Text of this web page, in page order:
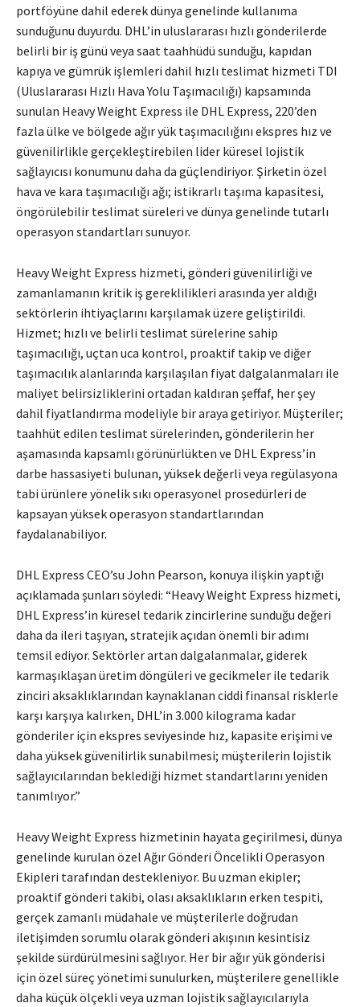
portföyüne dahil ederek dünya genelinde kullanıma
sunduğunu duyurdu. DHL’in uluslararası hızlı gönderilerde
belirli bir iş günü veya saat taahhüdü sunduğu, kapıdan
kapıya ve gümrük işlemleri dahil hızlı teslimat hizmeti TDI
(Uluslararası Hızlı Hava Yolu Taşımacılığı) kapsamında
sunulan Heavy Weight Express ile DHL Express, 220’den
fazla ülke ve bölgede ağır yük taşımacılığını ekspres hız ve
güvenilirlikle gerçekleştirebilen lider küresel lojistik
sağlayıcısı konumunu daha da güçlendiriyor. Şirketin özel
hava ve kara taşımacılığı ağı; istikrarlı taşıma kapasitesi,
öngörülebilir teslimat süreleri ve dünya genelinde tutarlı
operasyon standartları sunuyor.
Heavy Weight Express hizmeti, gönderi güvenilirliği ve
zamanlamanın kritik iş gereklilikleri arasında yer aldığı
sektörlerin ihtiyaçlarını karşılamak üzere geliştirildi.
Hizmet; hızlı ve belirli teslimat sürelerine sahip
taşımacılığı, uçtan uca kontrol, proaktif takip ve diğer
taşımacılık alanlarında karşılaşılan fiyat dalgalanmaları ile
maliyet belirsizliklerini ortadan kaldıran şeffaf, her şey
dahil fiyatlandırma modeliyle bir araya getiriyor. Müşteriler;
taahhüt edilen teslimat sürelerinden, gönderilerin her
aşamasında kapsamlı görünürlükten ve DHL Express’in
darbe hassasiyeti bulunan, yüksek değerli veya regülasyona
tabi ürünlere yönelik sıkı operasyonel prosedürleri de
kapsayan yüksek operasyon standartlarından
faydalanabiliyor.
DHL Express CEO’su John Pearson, konuya ilişkin yaptığı
açıklamada şunları söyledi: “Heavy Weight Express hizmeti,
DHL Express’in küresel tedarik zincirlerine sunduğu değeri
daha da ileri taşıyan, stratejik açıdan önemli bir adımı
temsil ediyor. Sektörler artan dalgalanmalar, giderek
karmaşıklaşan üretim döngüleri ve gecikmeler ile tedarik
zinciri aksaklıklarından kaynaklanan ciddi finansal risklerle
karşı karşıya kalırken, DHL’in 3.000 kilograma kadar
gönderiler için ekspres seviyesinde hız, kapasite erişimi ve
daha yüksek güvenilirlik sunabilmesi; müşterilerin lojistik
sağlayıcılarından beklediği hizmet standartlarını yeniden
tanımlıyor.”
Heavy Weight Express hizmetinin hayata geçirilmesi, dünya
genelinde kurulan özel Ağır Gönderi Öncelikli Operasyon
Ekipleri tarafından destekleniyor. Bu uzman ekipler;
proaktif gönderi takibi, olası aksaklıkların erken tespiti,
gerçek zamanlı müdahale ve müşterilerle doğrudan
iletişimden sorumlu olarak gönderi akışının kesintisiz
şekilde sürdürülmesini sağlıyor. Her bir ağır yük gönderisi
için özel süreç yönetimi sunulurken, müşterilere genellikle
daha küçük ölçekli veya uzman lojistik sağlayıcılarıyla